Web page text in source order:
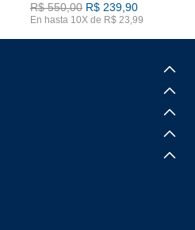
R$ 550,00 R$ 239,90
En hasta 10X de R$ 23,99